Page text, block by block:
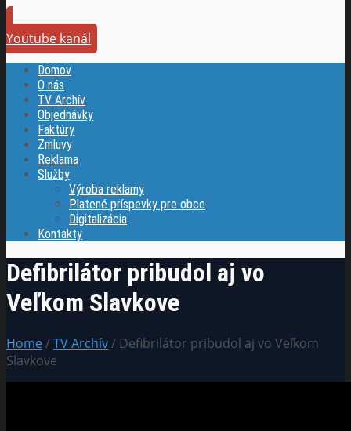
Youtube kanál
Domov
O nás
TV Archív
Objednávky
Faktúry
Zmluvy
Reklama
Služby
Výroba reklamy
Platené príspevky pre obce
Digitalizácia
Kontakty
Defibrilátor pribudol aj vo
Veľkom Slavkove
Home/TV Archív/ Defibrilátor pribudol aj vo Veľkom
Slavkove